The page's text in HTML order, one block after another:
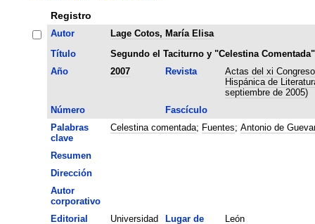
Registro
Autor
Lage Cotos, María Elisa
Título
Segundo el Taciturno y "Celestina
Año
2007 Revista
Actas del xi
Hispánica de
septiembre de 2005)
Número
Fascículo
Palabras
clave
Celestina comentada; Fuentes; Antonio de
Resumen
Dirección
Autor
corporativo
Editorial
Universidad
Lugar de
León